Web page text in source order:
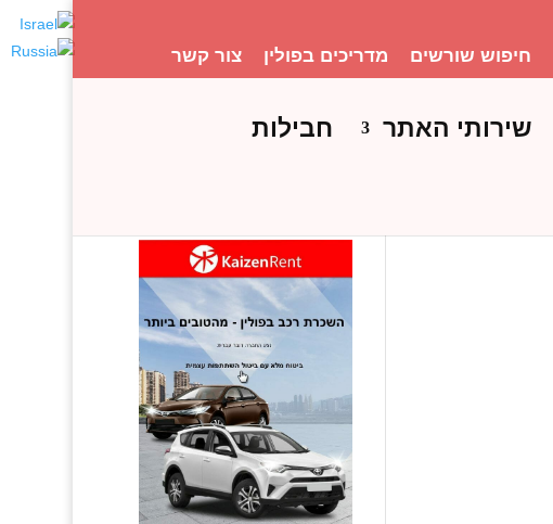
חיפוש שורשים מדריכים בפולין צור קשר
שירותי האתר חבילות